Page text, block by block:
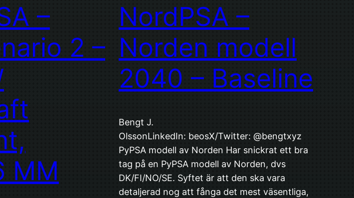
–
2 –
MM
NordPSA –
Norden modell
2040 – Baseline
Bengt J.
OlssonLinkedIn: beosX/Twitter: @bengtxyz
PyPSA modell av Norden Har snickrat ett bra
tag på en PyPSA modell av Norden, dvs
DK/FI/NO/SE. Syftet är att den ska vara
detaljerad nog att fånga det mest väsentliga,